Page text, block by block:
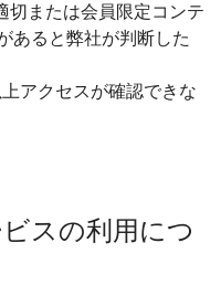
切または会員限定コンテ
あると弊社が判断した
アクセスが確認できな
スの利用につ